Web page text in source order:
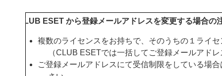
CLUB ESET から登録メールアドレスを変更する場合の
複数のライセンスをお持ちで、そのうちの１ライ
（CLUB ESETでは一括してご登録メールアド
ご登録メールアドレスにて受信制限をしている場